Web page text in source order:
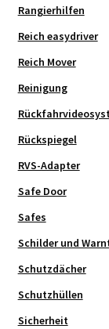
Rangierhilfen
Reich easydriver
Reich Mover
Reinigung
Rückspiegel
RVS-Adapter
Safe Door
Safes
Schilder und
Schutzdächer
Schutzhüllen
Sicherheit